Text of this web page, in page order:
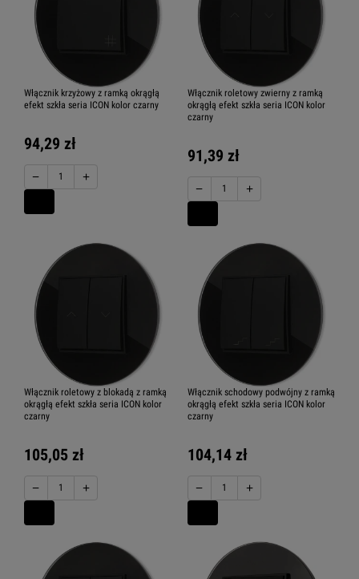
Karlik ICON USA jednoklawiszowy
Karlik ICON USA dwuklawiszowy
Karlik ICON ładowarki USB
Karlik ICON gniazda antenowe
Karlik ICON pozostałe
Karlik ICON ramki kwadratowe
arlik ICON ramki zaokrąglone
Włącznik krzyżowy z ramką okrągłą
efekt szkła seria ICON kolor czarny
94,29 zł
− +
Włącznik roletowy zwierny z ramką
okrągłą efekt szkła seria ICON kolor
czarny
91,39 zł
− +
Włącznik roletowy z blokadą z ramką
okrągłą efekt szkła seria ICON kolor
czarny
105,05 zł
− +
Włącznik schodowy podwójny z ramką
okrągłą efekt szkła seria ICON kolor
czarny
104,14 zł
− +